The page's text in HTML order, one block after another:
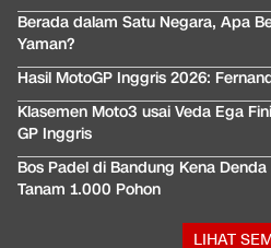
Berada dalam Satu Negara, Apa
Yaman?
Hasil MotoGP Inggris 2026:
Klasemen Moto3 usai Veda Ega
GP Inggris
Bos Padel di Bandung Kena
Tanam 1.000 Pohon
LIHAT